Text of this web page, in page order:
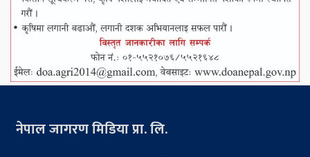
नेपाल जागरण मिडिया प्रा. लि.